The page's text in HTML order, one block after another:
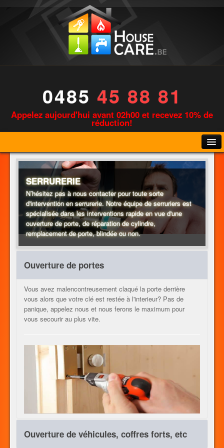
0485 45 88 81
Appelez aujourd'hui avant 02h00 et recevez 10% de
réduction!
PLOMBERIE
CHAUFFAGE
SERRURERIE
JOB
SERRURERIE
N’hésitez pas à nous contacter pour toute sorte
d'intervention en serrurerie. Notre équipe de serruriers est
spécialisée dans les interventions rapide en vue d'une
ouverture de porte, de réparation de cylindre,
remplacement de porte, blindée ou non.
Ouverture de portes
Vous avez malencontreusement claqué la porte derrière
vous alors que votre clé est restée à l'interieur? Pas de
panique, appelez nous et nous ferons le maximum pour
vous secourir au plus vite.
Ouverture de véhicules, coffres forts, etc